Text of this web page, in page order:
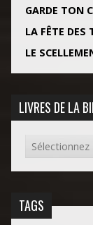
GARDE TON
LA FÊTE DES
LE
LIVRES DE LA
TAGS